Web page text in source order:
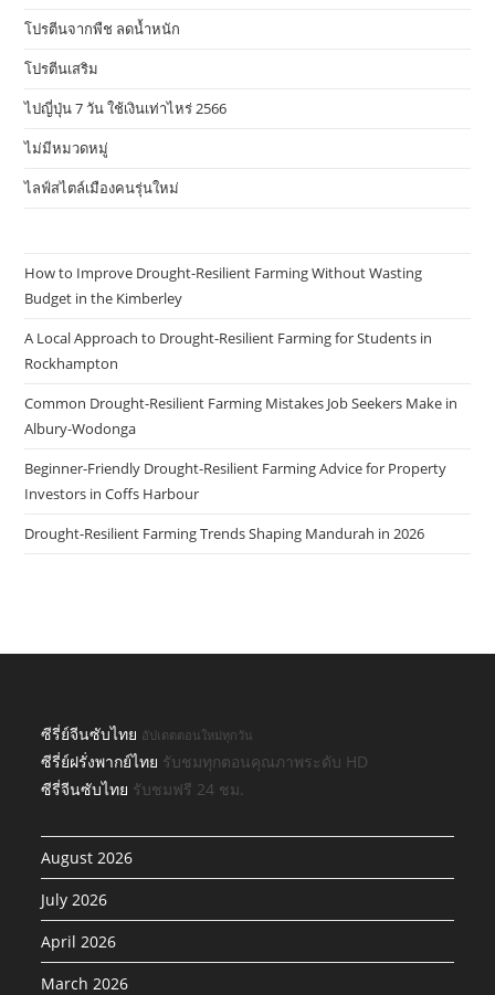
โปรตีนจากพืช ลดน้ำหนัก
โปรตีนเสริม
ไปญี่ปุ่น 7 วัน ใช้เงินเท่าไหร่ 2566
ไม่มีหมวดหมู่
ไลฟ์สไตล์เมืองคนรุ่นใหม่
How to Improve Drought-Resilient Farming Without Wasting
Budget in the Kimberley
A Local Approach to Drought-Resilient Farming for Students in
Rockhampton
Common Drought-Resilient Farming Mistakes Job Seekers Make in
Albury-Wodonga
Beginner-Friendly Drought-Resilient Farming Advice for Property
Investors in Coffs Harbour
Drought-Resilient Farming Trends Shaping Mandurah in 2026
ซีรี่ย์จีนซับไทย อัปเดตตอนใหม่ทุกวัน
ซีรี่ย์ฝรั่งพากย์ไทย รับชมทุกตอนคุณภาพระดับ HD
ซีรี่จีนซับไทย รับชมฟรี 24 ชม.
August 2026
July 2026
April 2026
March 2026